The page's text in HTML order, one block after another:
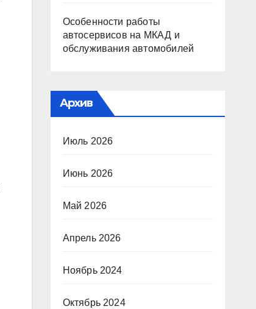
Особенности работы
автосервисов на МКАД и
обслуживания автомобилей
Архив
Июль 2026
Июнь 2026
Май 2026
Апрель 2026
Ноябрь 2024
Октябрь 2024